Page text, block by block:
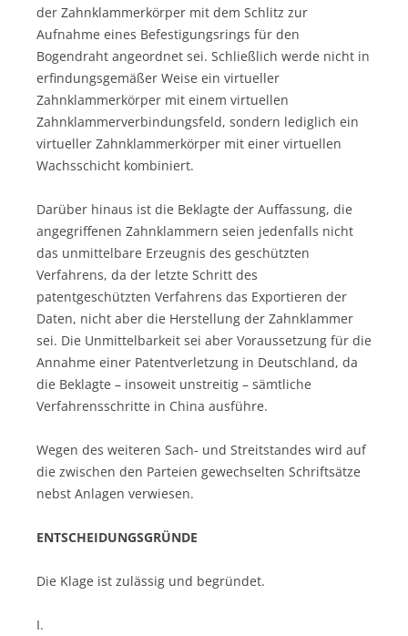
der Zahnklammerkörper mit dem Schlitz zur
Aufnahme eines Befestigungsrings für den
Bogendraht angeordnet sei. Schließlich werde nicht in
erfindungsgemäßer Weise ein virtueller
Zahnklammerkörper mit einem virtuellen
Zahnklammerverbindungsfeld, sondern lediglich ein
virtueller Zahnklammerkörper mit einer virtuellen
Wachsschicht kombiniert.
Darüber hinaus ist die Beklagte der Auffassung, die
angegriffenen Zahnklammern seien jedenfalls nicht
das unmittelbare Erzeugnis des geschützten
Verfahrens, da der letzte Schritt des
patentgeschützten Verfahrens das Exportieren der
Daten, nicht aber die Herstellung der Zahnklammer
sei. Die Unmittelbarkeit sei aber Voraussetzung für die
Annahme einer Patentverletzung in Deutschland, da
die Beklagte – insoweit unstreitig – sämtliche
Verfahrensschritte in China ausführe.
Wegen des weiteren Sach- und Streitstandes wird auf
die zwischen den Parteien gewechselten Schriftsätze
nebst Anlagen verwiesen.
ENTSCHEIDUNGSGRÜNDE
Die Klage ist zulässig und begründet.
I.